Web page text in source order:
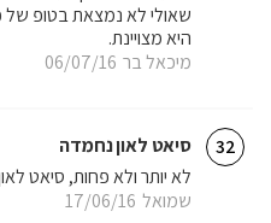
מיכאל בר 06/07/16
שאולי לא נמצאת בטופ של
היא מצויינת.
32 סיאט לאון נחמדה
שמואל 17/06/16
לא יותר ולא פחות, סיאט